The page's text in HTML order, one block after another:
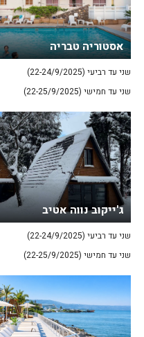
אסטוריה טבריה
שני עד רביעי (22-24/9/2025)
שני עד חמישי (22-25/9/2025)
ג'ייקוב נווה אטיב
שני עד רביעי (22-24/9/2025)
שני עד חמישי (22-25/9/2025)